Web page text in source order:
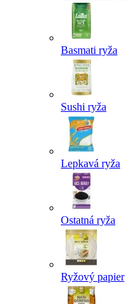
Basmati ryža
Sushi ryža
Lepkavá ryža
Ostatná ryža
Ryžový papier